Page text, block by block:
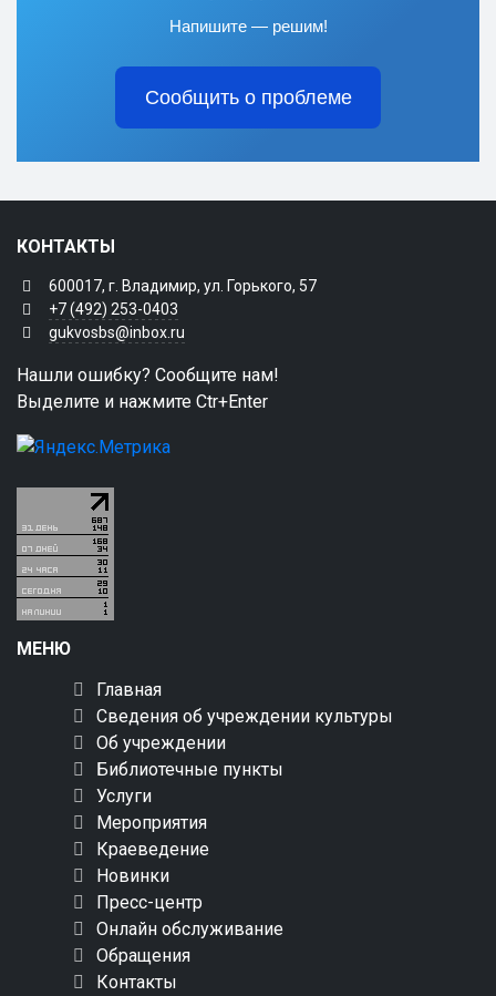
Напишите — решим!
Сообщить о проблеме
КОНТАКТЫ
600017, г. Владимир, ул. Горького, 57
+7 (492) 253-0403
gukvosbs@inbox.ru
Нашли ошибку? Сообщите нам!
Выделите и нажмите Ctr+Enter
МЕНЮ
Главная
Сведения об учреждении культуры
Об учреждении
Библиотечные пункты
Услуги
Мероприятия
Краеведение
Новинки
Пресс-центр
Онлайн обслуживание
Обращения
Контакты